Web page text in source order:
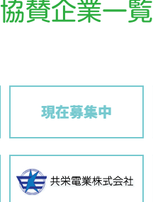
協賛企業一覧